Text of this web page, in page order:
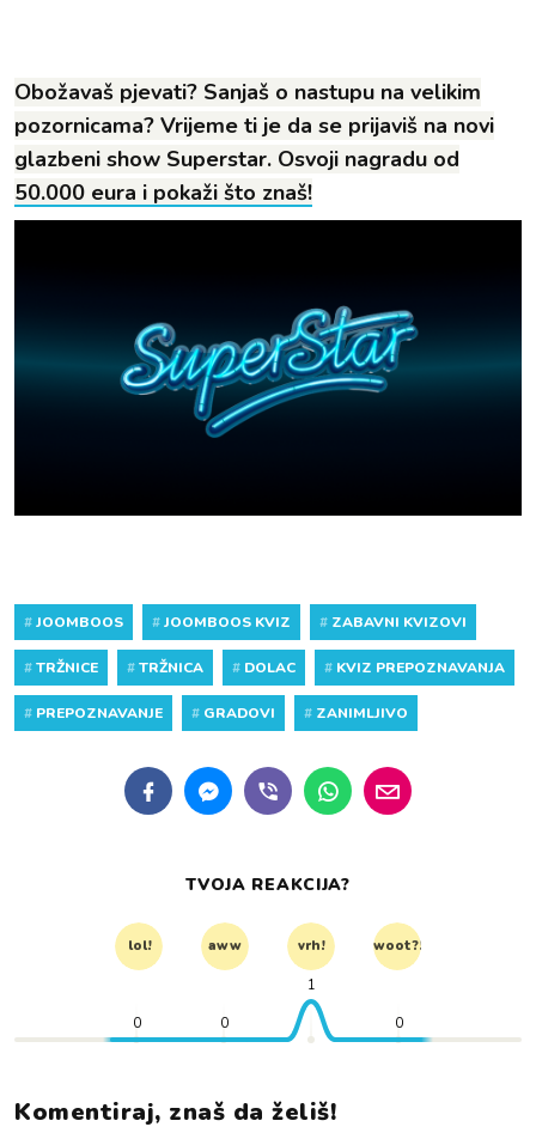
Obožavaš pjevati? Sanjaš o nastupu na velikim
pozornicama? Vrijeme ti je da se prijaviš na novi
glazbeni show Superstar. Osvoji nagradu od
50.000 eura i pokaži što znaš!
#JOOMBOOS #JOOMBOOS KVIZ # ZABAVNI KVIZOVI
#TRŽNICE #TRŽNICA # DOLAC # KVIZ PREPOZNAVANJA
# PREPOZNAVANJE # GRADOVI # ZANIMLJIVO
TVOJA REAKCIJA?
lol! aww vrh! woot?!
0 0
1
0
Komentiraj, znaš da želiš!